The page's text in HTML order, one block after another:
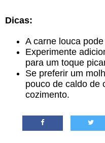
Dicas:
A carne louca
Experimente
para um toque
Se preferir um
pouco de caldo de
cozimento.